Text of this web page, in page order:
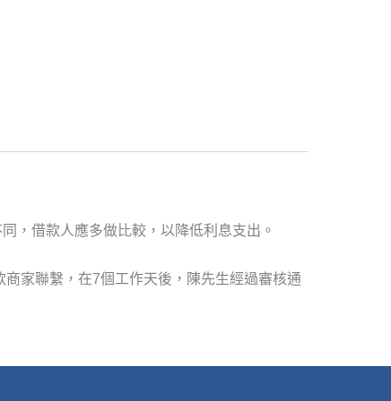
，借款人應多做比較，以降低利息支出。
家聯繫，在7個工作天後，陳先生經過審核通